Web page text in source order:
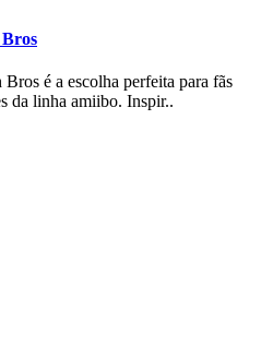
é a escolha perfeita para fãs
da linha amiibo. Inspir..